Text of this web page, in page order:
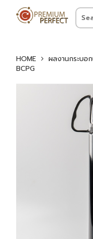
HOME ผลงานกระบอ
BCPG